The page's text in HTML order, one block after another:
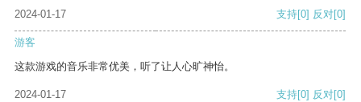
2024-01-17 支持[0] 反对[0]
游客
这款游戏的音乐非常优美，听了让人心旷神怡。
2024-01-17 支持[0] 反对[0]